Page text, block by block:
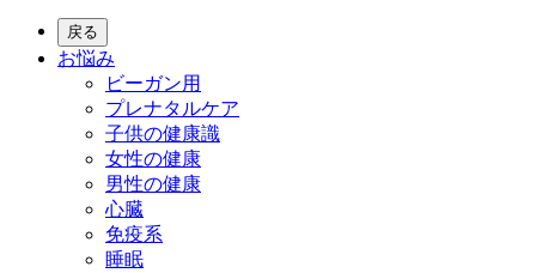
戻る
お悩み
ビーガン用
プレナタルケア
子供の健康識
女性の健康
男性の健康
心臓
免疫系
睡眠